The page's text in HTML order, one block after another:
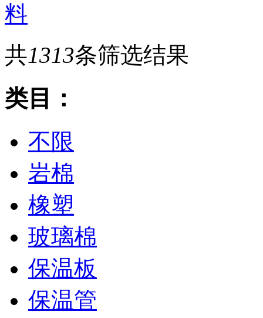
料
共1313条筛选结果
类目：
不限
岩棉
橡塑
玻璃棉
保温板
保温管